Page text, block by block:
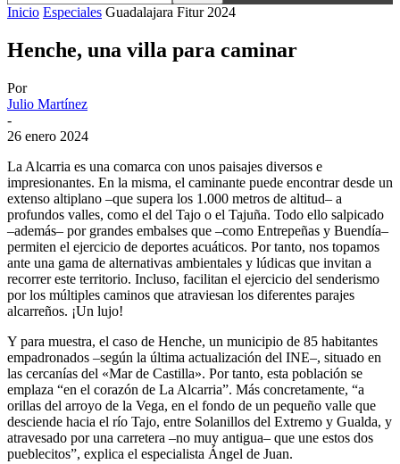
Inicio Especiales Guadalajara Fitur 2024
Henche, una villa para caminar
Por
Julio Martínez
-
26 enero 2024
La Alcarria es una comarca con unos paisajes diversos e
impresionantes. En la misma, el caminante puede encontrar desde un
extenso altiplano –que supera los 1.000 metros de altitud– a
profundos valles, como el del Tajo o el Tajuña. Todo ello salpicado
–además– por grandes embalses que –como Entrepeñas y Buendía–
permiten el ejercicio de deportes acuáticos. Por tanto, nos topamos
ante una gama de alternativas ambientales y lúdicas que invitan a
recorrer este territorio. Incluso, facilitan el ejercicio del senderismo
por los múltiples caminos que atraviesan los diferentes parajes
alcarreños. ¡Un lujo!
Y para muestra, el caso de Henche, un municipio de 85 habitantes
empadronados –según la última actualización del INE–, situado en
las cercanías del «Mar de Castilla». Por tanto, esta población se
emplaza “en el corazón de La Alcarria”. Más concretamente, “a
orillas del arroyo de la Vega, en el fondo de un pequeño valle que
desciende hacia el río Tajo, entre Solanillos del Extremo y Gualda, y
atravesado por una carretera –no muy antigua– que une estos dos
pueblecitos”, explica el especialista Ángel de Juan.